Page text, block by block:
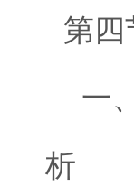
第四
一
析